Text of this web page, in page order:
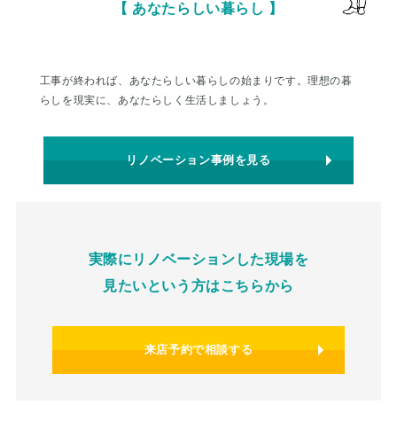
【 あなたらしい暮らし 】
工事が終われば、あなたらしい暮らしの始まりです。理想の暮
らしを現実に、あなたらしく生活しましょう。
リノベーション事例を見る
実際にリノベーションした現場を
見たいという方はこちらから
来店予約で相談する